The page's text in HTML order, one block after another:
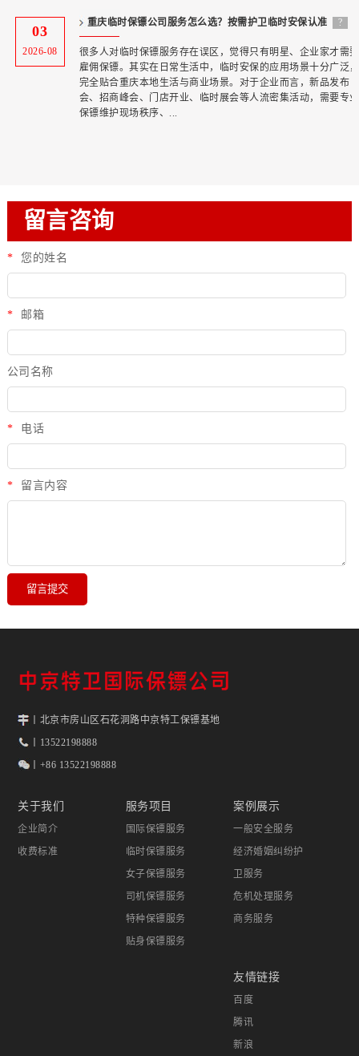
03
2026-08
?
重庆临时保镖公司服务怎么选？按需护卫临时安保认准
专业团队
很多人对临时保镖服务存在误区，觉得只有明星、企业家才需要
雇佣保镖。其实在日常生活中，临时安保的应用场景十分广泛，
完全贴合重庆本地生活与商业场景。对于企业而言，新品发布
会、招商峰会、门店开业、临时展会等人流密集活动，需要专业
保镖维护现场秩序、...
留言咨询
* 您的姓名
* 邮箱
公司名称
* 电话
* 留言内容
丨北京市房山区石花洞路中京特工保镖基地
丨13522198888
丨+86 13522198888
关于我们
企业简介
收费标准
服务项目
国际保镖服务
临时保镖服务
女子保镖服务
司机保镖服务
特种保镖服务
贴身保镖服务
案例展示
一般安全服务
经济婚姻纠纷护
卫服务
危机处理服务
商务服务
友情链接
百度
腾讯
新浪